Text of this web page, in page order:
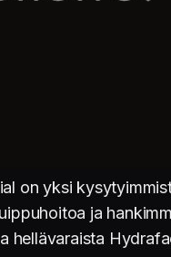
on yksi
ja
hellävaraista